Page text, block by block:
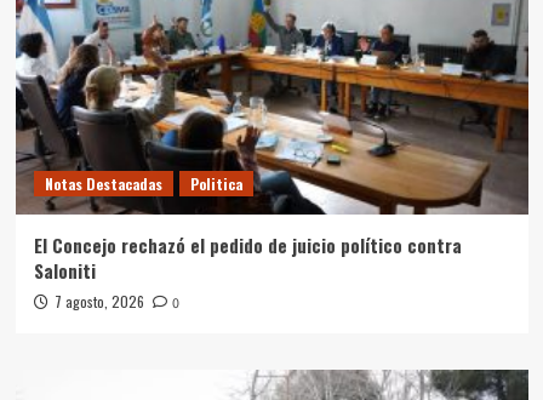
Notas Destacadas Politica
El Concejo rechazó el pedido de juicio político contra
Saloniti
7 agosto, 2026 0